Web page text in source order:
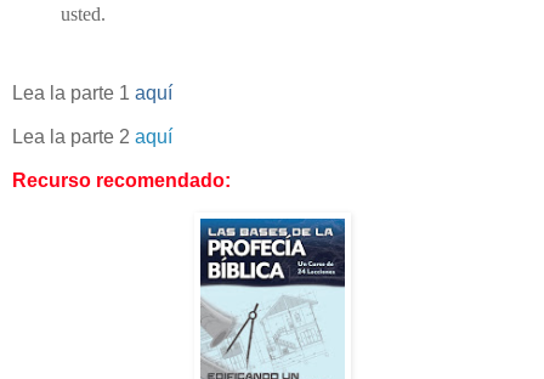
usted.
Lea la parte 1 aquí
Lea la parte 2 aquí
Recurso recomendado: